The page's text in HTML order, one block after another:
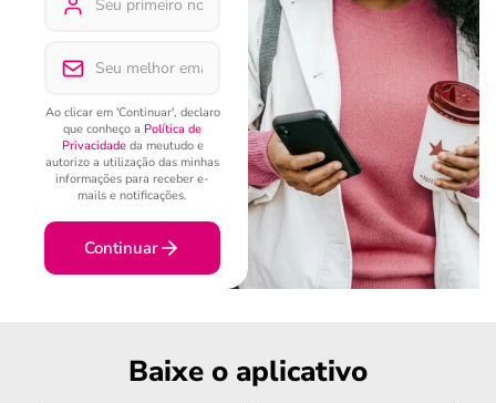
Ao clicar em 'Continuar', declaro
que conheço a Política de
Privacidadeda meutudo e
autorizo a utilização das minhas
informações para receber e-
mails e notificações.
Continuar
Baixe o aplicativo